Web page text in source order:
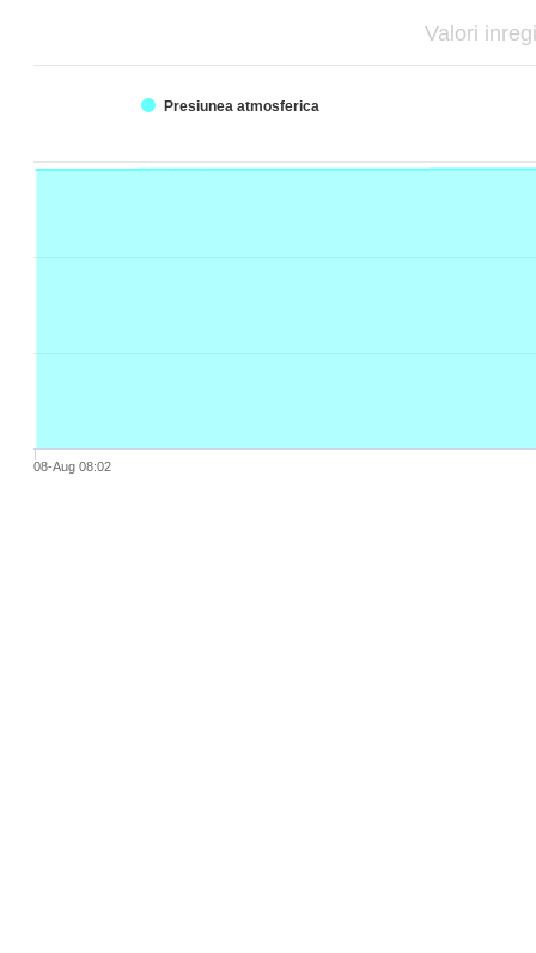
Valori
Presiunea atmosferica
08-Aug 08:02